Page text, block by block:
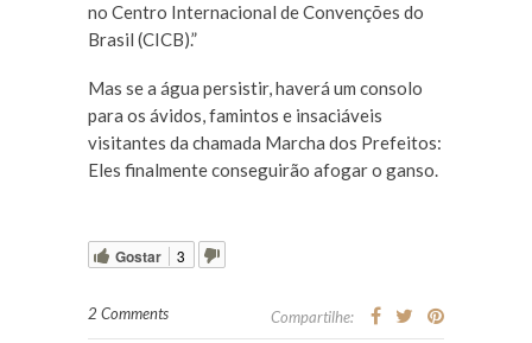
no Centro Internacional de Convenções do
Brasil (CICB).”
Mas se a água persistir, haverá um consolo
para os ávidos, famintos e insaciáveis
visitantes da chamada Marcha dos Prefeitos:
Eles finalmente conseguirão afogar o ganso.
Gostar 3
2 Comments Compartilhe: